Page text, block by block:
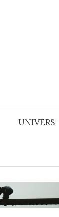
UNIVERS